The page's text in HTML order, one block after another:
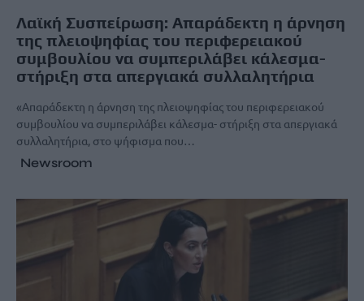
Λαϊκή Συσπείρωση: Απαράδεκτη η άρνηση
της πλειοψηφίας του περιφερειακού
συμβουλίου να συμπεριλάβει κάλεσμα-
στήριξη στα απεργιακά συλλαλητήρια
«Απαράδεκτη η άρνηση της πλειοψηφίας του περιφερειακού
συμβουλίου να συμπεριλάβει κάλεσμα- στήριξη στα απεργιακά
συλλαλητήρια, στο ψήφισμα που…
Newsroom